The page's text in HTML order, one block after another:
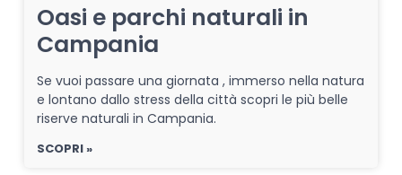
Oasi e parchi naturali in
Campania
Se vuoi passare una giornata , immerso nella natura
e lontano dallo stress della città scopri le più belle
riserve naturali in Campania.
SCOPRI »